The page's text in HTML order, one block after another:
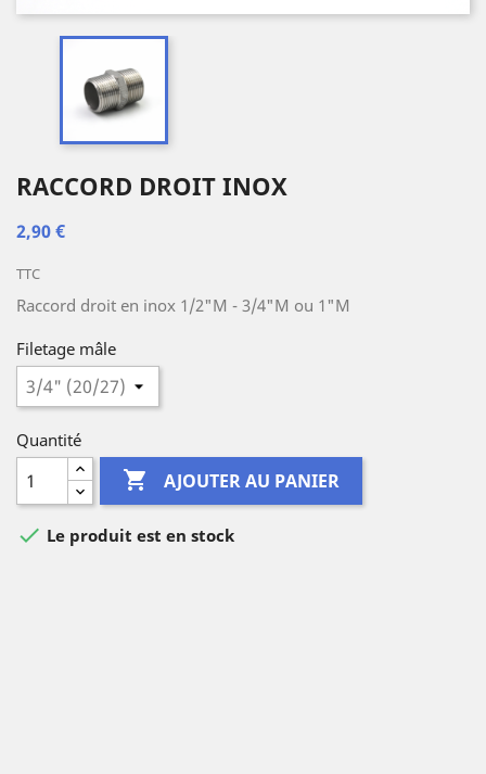
RACCORD DROIT INOX
2,90 €
TTC
Raccord droit en inox 1/2"M - 3/4"M ou 1"M
Filetage mâle
Quantité
 AJOUTER AU PANIER
 Le produit est en stock